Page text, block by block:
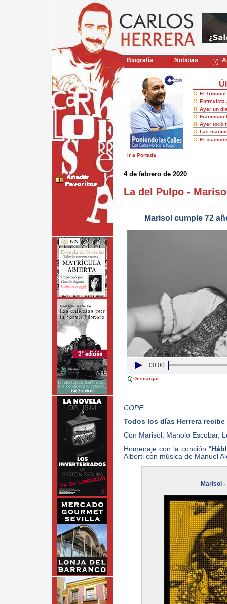
El
Entrevista
Ayer un
Francisco
Ayer tocó
Las
El
ir a Portada
4 de febrero de 2020
La del Pulpo -
Marisol cumple 72
00:00
Descargar
COPE
Todos los días Herrera
Con Marisol, Manolo Escobar,
Homenaje con la conción "
Alberti con música de Manuel
Marisol -
Biografía Noticias